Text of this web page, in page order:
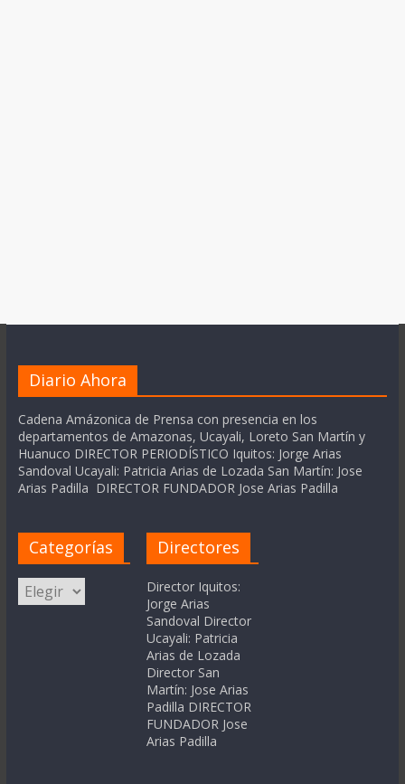
Diario Ahora
Cadena Amázonica de Prensa con presencia en los
departamentos de Amazonas, Ucayali, Loreto San Martín y
Huanuco DIRECTOR PERIODÍSTICO Iquitos: Jorge Arias
Sandoval Ucayali: Patricia Arias de Lozada San Martín: Jose
Arias Padilla DIRECTOR FUNDADOR Jose Arias Padilla
Categorías
Categorías
Directores
Director Iquitos:
Jorge Arias
Sandoval Director
Ucayali: Patricia
Arias de Lozada
Director San
Martín: Jose Arias
Padilla DIRECTOR
FUNDADOR Jose
Arias Padilla